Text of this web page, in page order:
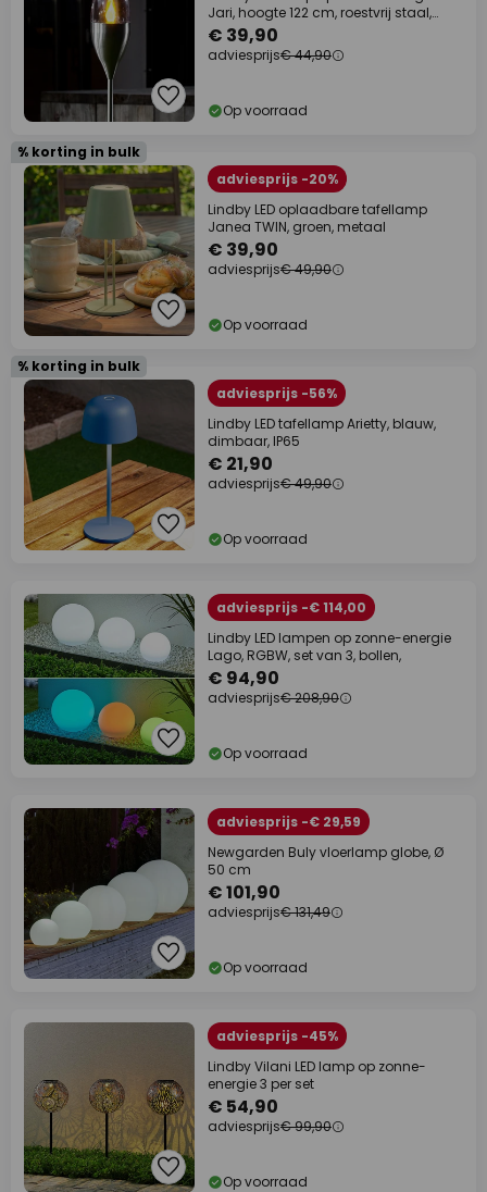
Jari, hoogte 122 cm, roestvrij staal,
helder
€ 39,90
adviesprijs€ 44,90
Op voorraad
% korting in bulk
adviesprijs -20%
Lindby LED oplaadbare tafellamp
Janea TWIN, groen, metaal
€ 39,90
adviesprijs€ 49,90
Op voorraad
% korting in bulk
adviesprijs -56%
Lindby LED tafellamp Arietty, blauw,
dimbaar, IP65
€ 21,90
adviesprijs€ 49,90
Op voorraad
adviesprijs -€ 114,00
Lindby LED lampen op zonne-energie
Lago, RGBW, set van 3, bollen,
€ 94,90
adviesprijs€ 208,90
Op voorraad
adviesprijs -€ 29,59
Newgarden Buly vloerlamp globe, Ø
50 cm
€ 101,90
adviesprijs€ 131,49
Op voorraad
adviesprijs -45%
Lindby Vilani LED lamp op zonne-
energie 3 per set
€ 54,90
adviesprijs€ 99,90
Op voorraad